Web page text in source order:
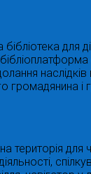
для
наслідків
громадянина і
територія для